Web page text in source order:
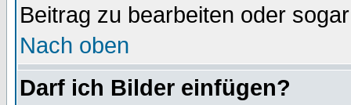
Beitrag zu bearbeiten oder
Nach oben
Darf ich Bilder einfügen?